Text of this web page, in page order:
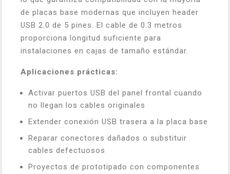
de placas base modernas que incluyen header
USB 2.0 de 5 pines. El cable de 0.3 metros
proporciona longitud suficiente para
instalaciones en cajas de tamaño estándar.
Aplicaciones prácticas:
Activar puertos USB del panel frontal cuando
no llegan los cables originales
Extender conexión USB trasera a la placa base
Reparar conectores dañados o substituir
cables defectuosos
Proyectos de prototipado con componentes